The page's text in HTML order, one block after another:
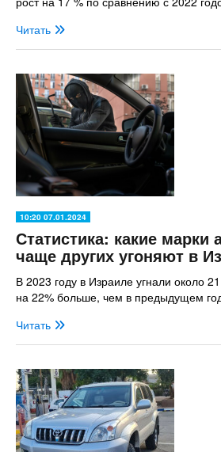
Читать
10:20 07.01.2024
Статистика: какие марки
чаще других угоняют в
В 2023 году в Израиле угнали около
на 22% больше, чем в предыдущем
Читать